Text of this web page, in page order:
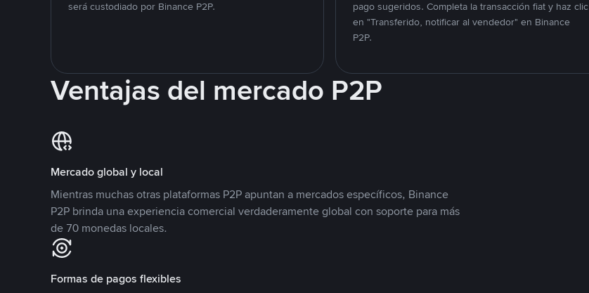
será custodiado por Binance P2P.
pago sugeridos. Completa la transacción fiat y haz clic
en "Transferido, notificar al vendedor" en Binance
P2P.
Ventajas del mercado P2P
Mercado global y local
Mientras muchas otras plataformas P2P apuntan a mercados específicos, Binance
P2P brinda una experiencia comercial verdaderamente global con soporte para más
de 70 monedas locales.
Formas de pagos flexibles